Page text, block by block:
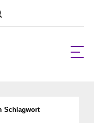
Schlagwort